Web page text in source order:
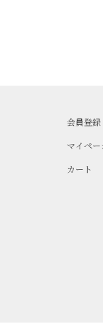
会員登
マイペー
カート